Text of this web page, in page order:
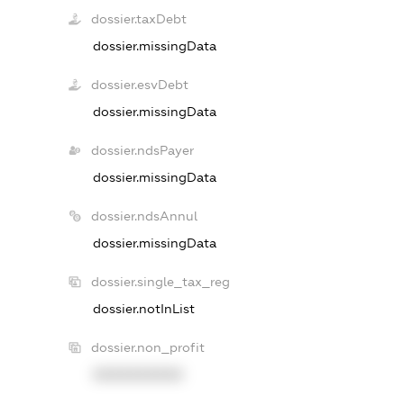
dossier.taxDebt
dossier.missingData
dossier.esvDebt
dossier.missingData
dossier.ndsPayer
dossier.missingData
dossier.ndsAnnul
dossier.missingData
dossier.single_tax_reg
dossier.notInList
dossier.non_profit